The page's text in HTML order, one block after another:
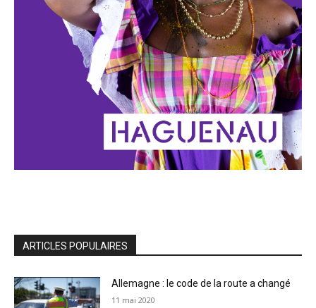
ARTICLES POPULAIRES
Allemagne : le code de la route a changé
11 mai 2020